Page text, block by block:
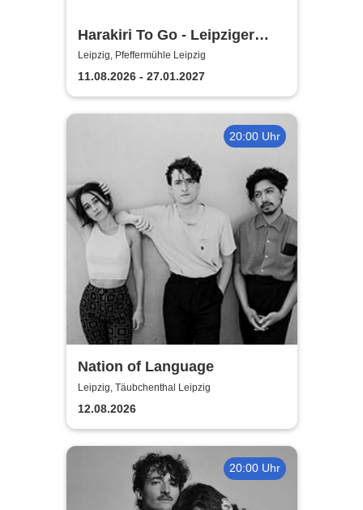
Harakiri To Go - Leipziger
Pfeffermühle
Leipzig, Pfeffermühle Leipzig
11.08.2026 - 27.01.2027
20:00 Uhr
Nation of Language
Leipzig, Täubchenthal Leipzig
12.08.2026
20:00 Uhr